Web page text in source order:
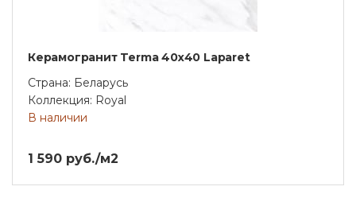
Керамогранит Terma 40х40 Laparet
Страна: Беларусь
Коллекция: Royal
В наличии
1 590 руб./м2